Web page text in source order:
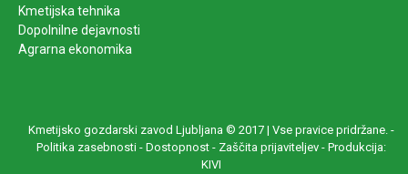
Kmetijska tehnika
Dopolnilne dejavnosti
Agrarna ekonomika
Kmetijsko gozdarski zavod Ljubljana © 2017 | Vse pravice pridržane. -
Politika zasebnosti - Dostopnost - Zaščita prijaviteljev - Produkcija:
KIVI